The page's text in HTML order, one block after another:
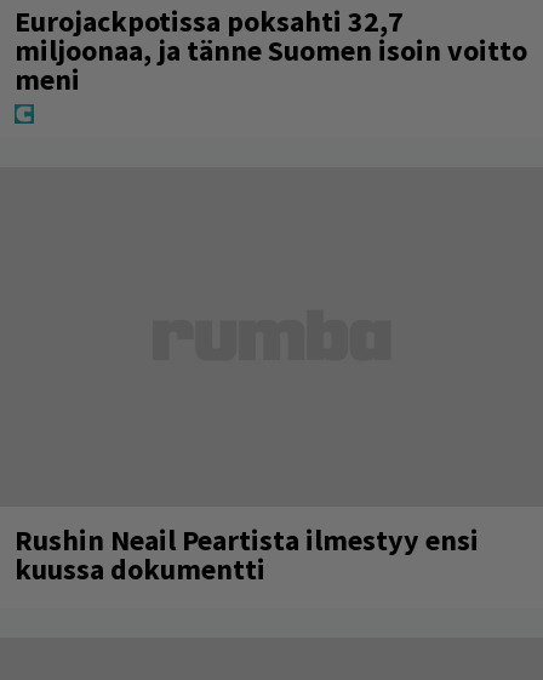
Eurojackpotissa poksahti 32,7
miljoonaa, ja tänne Suomen isoin voitto
meni
Rushin Neail Peartista ilmestyy ensi
kuussa dokumentti